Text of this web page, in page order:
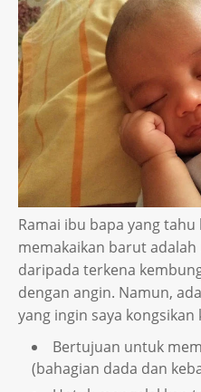
Ramai ibu bapa yang
memakaikan barut
daripada terkena
dengan angin. Namun,
yang ingin saya kongsikan
Bertujuan untuk
(bahagian dada dan